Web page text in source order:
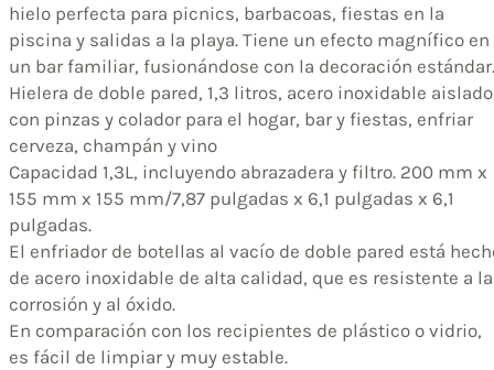
hielo perfecta para picnics, barbacoas, fiestas en la
piscina y salidas a la playa. Tiene un efecto magnífico en
un bar familiar, fusionándose con la decoración estándar.
Hielera de doble pared, 1,3 litros, acero inoxidable aislado
con pinzas y colador para el hogar, bar y fiestas, enfriar
cerveza, champán y vino
Capacidad 1,3L, incluyendo abrazadera y filtro. 200 mm x
155 mm x 155 mm/7,87 pulgadas x 6,1 pulgadas x 6,1
pulgadas.
El enfriador de botellas al vacío de doble pared está
de acero inoxidable de alta calidad, que es resistente a la
corrosión y al óxido.
En comparación con los recipientes de plástico o vidrio,
es fácil de limpiar y muy estable.